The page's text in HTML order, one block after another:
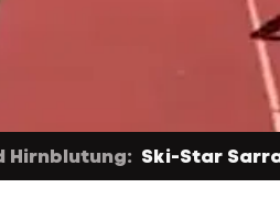
Hirnblutung: Ski-Star